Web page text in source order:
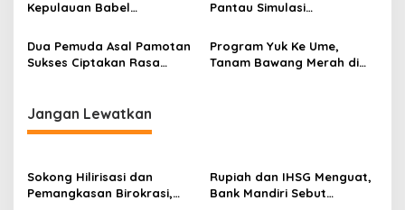
Kepulauan Babel
di IAD Belitung Timur
Pantau Simulasi
Penghitungan Surat Suara
Pilkada 2024 di Beltim
Dua Pemuda Asal Pamotan
Sukses Ciptakan Rasa
Program Yuk Ke Ume,
Tanam Bawang Merah di
Jangan Lewatkan
Sokong Hilirisasi dan
Pemangkasan Birokrasi,
Rupiah dan IHSG Menguat,
Bank Mandiri Sebut